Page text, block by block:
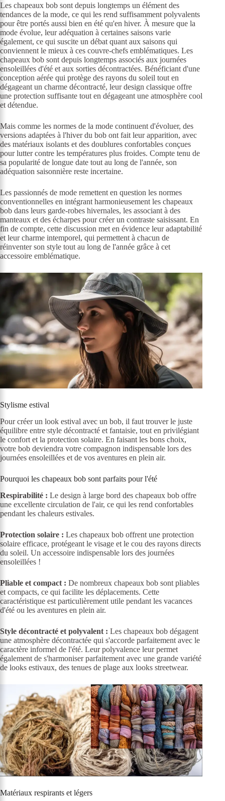
Les chapeaux bob sont depuis longtemps un élément des
tendances de la mode, ce qui les rend suffisamment polyvalents
pour être portés aussi bien en été qu'en hiver. À mesure que la
mode évolue, leur adéquation à certaines saisons varie
également, ce qui suscite un débat quant aux saisons qui
conviennent le mieux à ces couvre-chefs emblématiques. Les
chapeaux bob sont depuis longtemps associés aux journées
ensoleillées d'été et aux sorties décontractées. Bénéficiant d'une
conception aérée qui protège des rayons du soleil tout en
dégageant un charme décontracté, leur design classique offre
une protection suffisante tout en dégageant une atmosphère cool
et détendue.
Mais comme les normes de la mode continuent d'évoluer, des
versions adaptées à l'hiver du bob ont fait leur apparition, avec
des matériaux isolants et des doublures confortables conçues
pour lutter contre les températures plus froides. Compte tenu de
sa popularité de longue date tout au long de l'année, son
adéquation saisonnière reste incertaine.
Les passionnés de mode remettent en question les normes
conventionnelles en intégrant harmonieusement les chapeaux
bob dans leurs garde-robes hivernales, les associant à des
manteaux et des écharpes pour créer un contraste saisissant. En
fin de compte, cette discussion met en évidence leur adaptabilité
et leur charme intemporel, qui permettent à chacun de
réinventer son style tout au long de l'année grâce à cet
accessoire emblématique.
Stylisme estival
Pour créer un look estival avec un bob, il faut trouver le juste
équilibre entre style décontracté et fantaisie, tout en privilégiant
le confort et la protection solaire. En faisant les bons choix,
votre bob deviendra votre compagnon indispensable lors des
journées ensoleillées et de vos aventures en plein air.
Pourquoi les chapeaux bob sont parfaits pour l'été
Respirabilité : Le design à large bord des chapeaux bob offre
une excellente circulation de l'air, ce qui les rend confortables
pendant les chaleurs estivales.
Protection solaire : Les chapeaux bob offrent une protection
solaire efficace, protégeant le visage et le cou des rayons directs
du soleil. Un accessoire indispensable lors des journées
ensoleillées !
Pliable et compact : De nombreux chapeaux bob sont pliables
et compacts, ce qui facilite les déplacements. Cette
caractéristique est particulièrement utile pendant les vacances
d'été ou les aventures en plein air.
Style décontracté et polyvalent : Les chapeaux bob dégagent
une atmosphère décontractée qui s'accorde parfaitement avec le
caractère informel de l'été. Leur polyvalence leur permet
également de s'harmoniser parfaitement avec une grande variété
de looks estivaux, des tenues de plage aux looks streetwear.
Matériaux respirants et légers